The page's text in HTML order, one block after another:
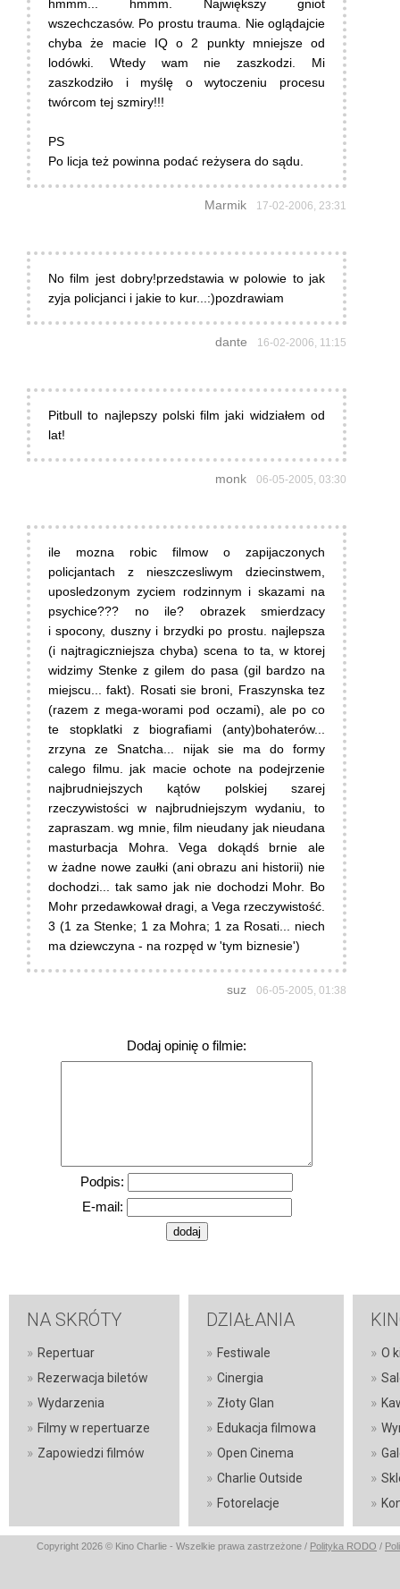
hmmm... hmmm. Największy gniot
wszechczasów. Po prostu trauma. Nie oglądajcie
chyba że macie IQ o 2 punkty mniejsze od
lodówki. Wtedy wam nie zaszkodzi. Mi
zaszkodziło i myślę o wytoczeniu procesu
twórcom tej szmiry!!!
PS
Po licja też powinna podać reżysera do sądu.
Marmik 17-02-2006, 23:31
No film jest dobry!przedstawia w polowie to jak
zyja policjanci i jakie to kur...:)pozdrawiam
dante 16-02-2006, 11:15
Pitbull to najlepszy polski film jaki widziałem od
lat!
monk 06-05-2005, 03:30
ile mozna robic filmow o zapijaczonych
policjantach z nieszczesliwym dziecinstwem,
uposledzonym zyciem rodzinnym i skazami na
psychice??? no ile? obrazek smierdzacy
i spocony, duszny i brzydki po prostu. najlepsza
(i najtragiczniejsza chyba) scena to ta, w ktorej
widzimy Stenke z gilem do pasa (gil bardzo na
miejscu... fakt). Rosati sie broni, Fraszynska tez
(razem z mega-worami pod oczami), ale po co
te stopklatki z biografiami (anty)bohaterów...
zrzyna ze Snatcha... nijak sie ma do formy
calego filmu. jak macie ochote na podejrzenie
najbrudniejszych kątów polskiej szarej
rzeczywistości w najbrudniejszym wydaniu, to
zapraszam. wg mnie, film nieudany jak nieudana
masturbacja Mohra. Vega dokądś brnie ale
w żadne nowe zaułki (ani obrazu ani historii) nie
dochodzi... tak samo jak nie dochodzi Mohr. Bo
Mohr przedawkował dragi, a Vega rzeczywistość.
3 (1 za Stenke; 1 za Mohra; 1 za Rosati... niech
ma dziewczyna - na rozpęd w 'tym biznesie')
suz 06-05-2005, 01:38
Dodaj opinię o filmie:
Podpis:
E-mail:
NA SKRÓTY
» Repertuar
» Rezerwacja biletów
» Wydarzenia
» Filmy w repertuarze
» Zapowiedzi filmów
DZIAŁANIA
» Festiwale
» Cinergia
» Złoty Glan
» Edukacja filmowa
» Open Cinema
» Charlie Outside
» Fotorelacje
» O
»
»
»
»
»
»
Copyright 2026 © Kino Charlie - Wszelkie prawa zastrzeżone / Polityka RODO /